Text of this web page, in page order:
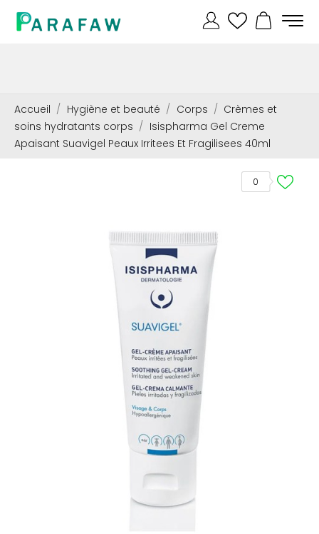
Accueil Hygiène et beauté Corps
Crèmes et
soins hydratants corps
Isispharma Gel Creme
Apaisant Suavigel Peaux Irritees Et Fragilisees 40ml
0